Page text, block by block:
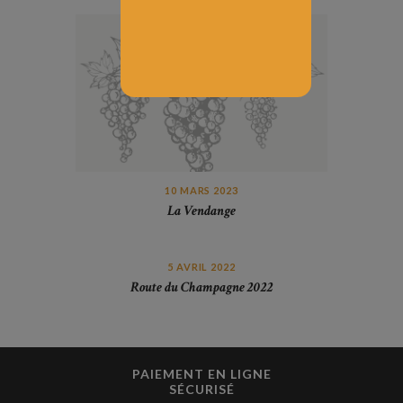
10 MARS 2023
La Vendange
5 AVRIL 2022
Route du Champagne 2022
PAIEMENT EN LIGNE
SÉCURISÉ